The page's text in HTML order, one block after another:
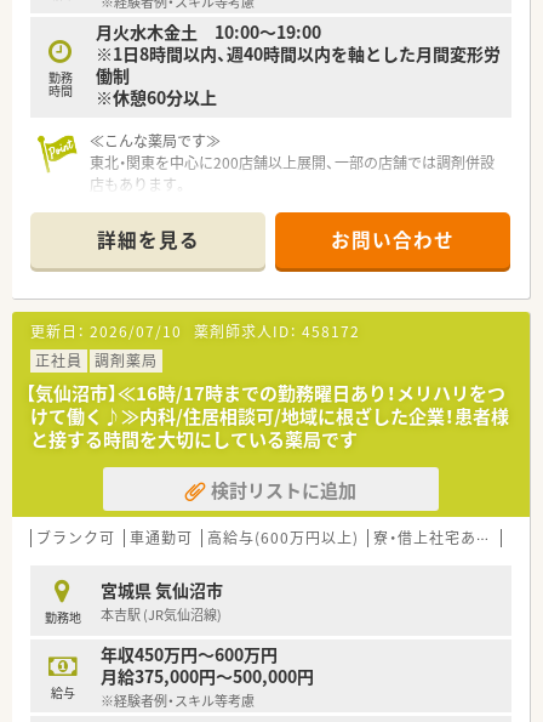
勤務
時間
月火水木金土 10:00～19:00
※1日8時間以内、週40時間以内を軸とした月間変形労
働制
※休憩60分以上
≪こんな薬局です≫
東北・関東を中心に200店舗以上展開、一部の店舗では調剤併設
店もあります。
の実現を目指し
スケール・品揃え・価格・利便性の充実した店舗運営で、
1店舗あたりの売上高は業界平均の3倍～5倍の売上を誇ってい
る安定企業。
また、売場戦略の策定やスタッフのマネジメント、
品揃えの提案等の権限をそれぞれの店舗に委譲しており、
社員のモチベーション維持はもちろん、
地域に本当に必要なサービスを提供できるよう配慮している薬
局です。
≪こんな会社です≫
■カワチ薬品は東日本を中心にドラッグストア355店（内調剤併
設型132店）を展開しています。
■「顧客第一主義」を掲げ、お客様に必要とされる店舗を追究し
ており品揃え数も業界随一です。
においても毎日の生活における利便性を高めた小商圏型ストア
で対応し、ドミナントを構築しながら全国展開を考えておりま
す。
■勤務薬剤師だけでなく、薬局長や管理職、幹部候補としてのキ
ャリアビジョンなども描ける環境です！
≪働く環境≫
詳細を見る お問い合わせ
更新日： 2026/07/10 薬剤師求人ID： 458172
正社員
調剤薬局
【気仙沼市】≪16時/17時までの勤務曜日あり！メリハリをつ
けて働く♪≫内科/住居相談可/地域に根ざした企業！患者様
と接する時間を大切にしている薬局です
検討リストに追加
ブランク可 車通勤可 高給与(600万円以上) 寮・借上社宅あり
勤務地
宮城県 気仙沼市
本吉駅 (JR気仙沼線)
給与
年収450万円～600万円
月給375,000円～500,000円
※経験者例・スキル等考慮